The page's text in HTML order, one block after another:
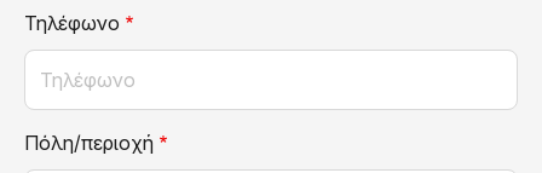
Τηλέφωνο
Πόλη/περιοχή